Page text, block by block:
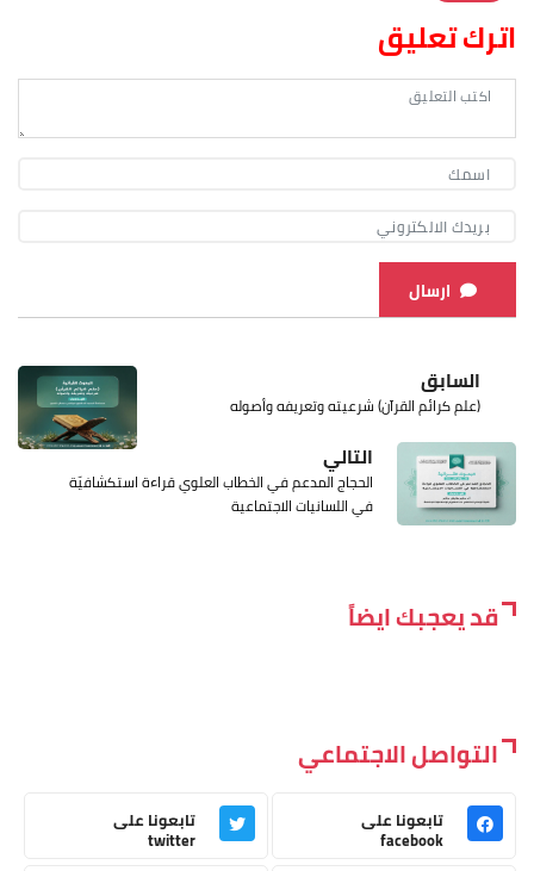
اترك تعليق
ارسال
السابق
(علم كرائم القرآن) شرعيته وتعريفه وأصوله
التالي
الحجاج المدعم في الخطاب العلوي قراءة استكشافيّة
في اللسانيات الاجتماعية
قد يعجبك ايضاً
التواصل الاجتماعي
تابعونا على
facebook
تابعونا على
twitter